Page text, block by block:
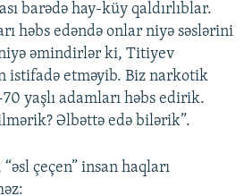
barədə hay-küy qaldırlıblar.
həbs edəndə onlar niyə səslərini
niyə əmindirlər ki, Titiyev
istifadə etməyib. Biz narkotik
yaşlı adamları həbs edirik.
Əlbəttə edə bilərik”.
çeçen” insan haqları